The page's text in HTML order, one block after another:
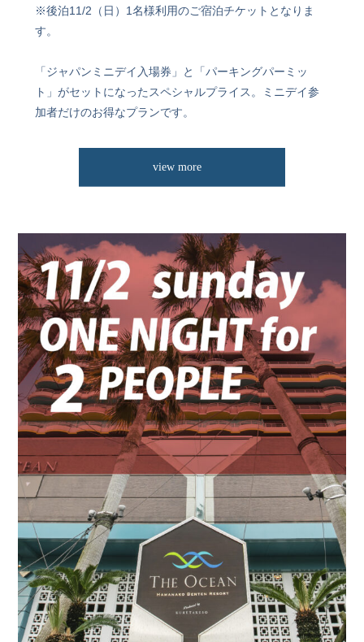
※後泊11/2（日）1名様利用のご宿泊チケットとなりま
す。
「ジャパンミニデイ入場券」と「パーキングパーミッ
ト」がセットになったスペシャルプライス。ミニデイ参
加者だけのお得なプランです。